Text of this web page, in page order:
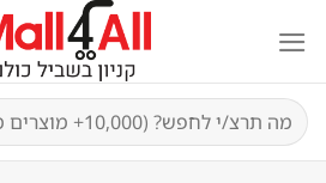
חיפוש
עבור: